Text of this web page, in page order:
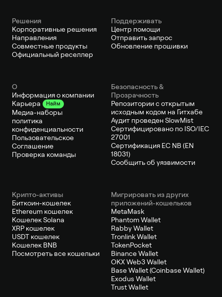
Решения
Корпоративные решения
Направления
Совместные продукты
Официальный реселлер
Поддерживать
Центр помощи
Отправить запрос
Обновление прошивки
О
Информация о компании
Карьера
Найм
Медиа-наборы
политика
конфиденциальности
Пользовательское
Соглашение
Проверка команды
Безопасность &
Прозрачность
Репозитории с открытым
исходным кодом на Гитхабе
Аудит проведен SlowMist
Сертифицировано по ISO/IEC
27001
Сертификация ЕС NB (EN
18031)
Сообщить об уязвимости
Крипто-активы
Биткоин-кошелек
Ethereum кошелек
Кошелек Solana
XRP кошелек
USDT кошелек
Кошелек BNB
Посмотреть все кошельки
Мигрировать из других
приложений-кошельков
MetaMask
Phantom Wallet
Rabby Wallet
Tronlink Wallet
TokenPocket
Binance Wallet
OKX Web3 Wallet
Base Wallet (Coinbase Wallet)
Exodus Wallet
Trust Wallet